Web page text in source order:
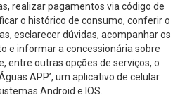
realizar pagamentos via código de
o histórico de consumo, conferir o
esclarecer dúvidas, acompanhar os
e informar a concessionária sobre
entre outras opções de serviços, o
APP’, um aplicativo de celular
Android e IOS.